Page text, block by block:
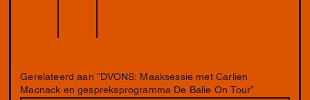
Gerelateerd aan “DVONS: Maaksessie met Carlien
Macnack en gespreksprogramma De Balie On Tour”